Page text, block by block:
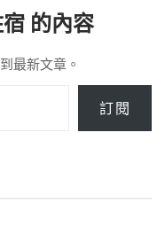
的內容
最新文章。
訂閱